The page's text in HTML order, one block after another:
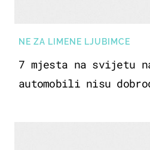
NE ZA LIMENE LJUBIMCE
7 mjesta na svijetu
automobili nisu